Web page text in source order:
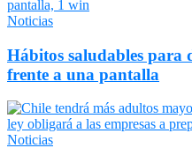
Noticias
Hábitos saludables para
frente a una pantalla
Noticias